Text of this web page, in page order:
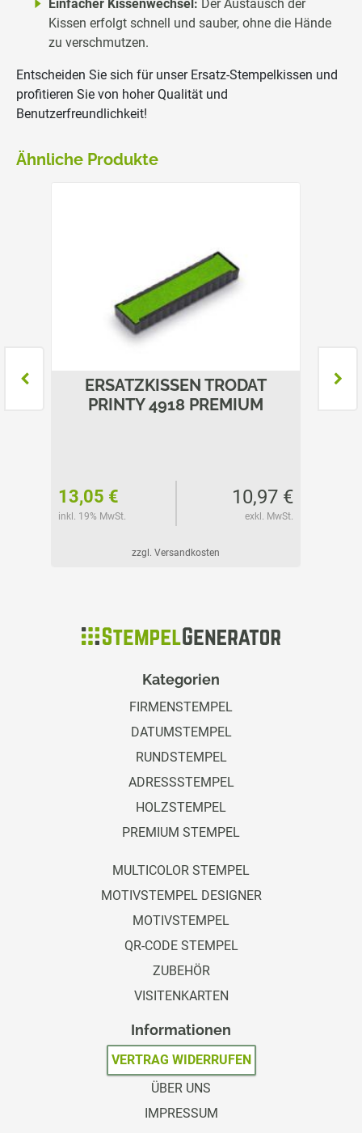
Einfacher Kissenwechsel: Der Austausch der
Kissen erfolgt schnell und sauber, ohne die Hände
zu verschmutzen.
Entscheiden Sie sich für unser Ersatz-Stempelkissen und
profitieren Sie von hoher Qualität und
Benutzerfreundlichkeit!
Ähnliche Produkte
ERSATZKISSEN TRODAT
PRINTY 4918 PREMIUM
13,05 €
inkl. 19% MwSt.
10,97 €
exkl. MwSt.
zzgl. Versandkosten
Kategorien
FIRMENSTEMPEL
DATUMSTEMPEL
RUNDSTEMPEL
ADRESSSTEMPEL
HOLZSTEMPEL
PREMIUM STEMPEL
MULTICOLOR STEMPEL
MOTIVSTEMPEL DESIGNER
MOTIVSTEMPEL
QR-CODE STEMPEL
ZUBEHÖR
VISITENKARTEN
Informationen
VERTRAG WIDERRUFEN
ÜBER UNS
IMPRESSUM